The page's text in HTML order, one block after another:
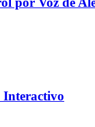
Interactivo